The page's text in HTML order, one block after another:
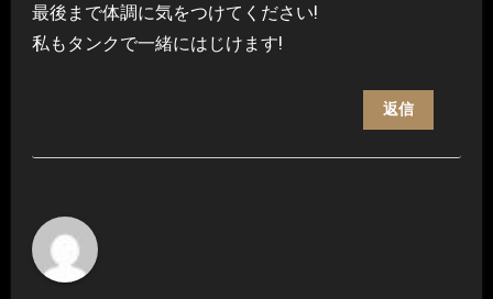
最後まで体調に気をつけてください!
私もタンクで一緒にはじけます!
返信